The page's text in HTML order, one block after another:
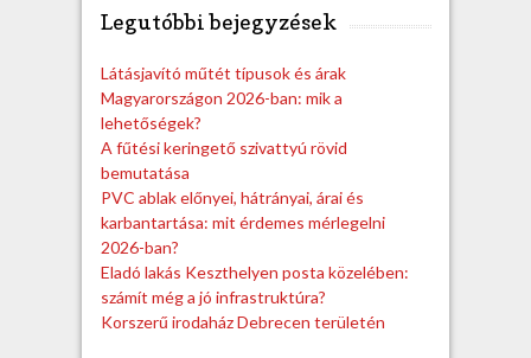
Legutóbbi bejegyzések
Látásjavító műtét típusok és árak
Magyarországon 2026-ban: mik a
lehetőségek?
A fűtési keringető szivattyú rövid
bemutatása
PVC ablak előnyei, hátrányai, árai és
karbantartása: mit érdemes mérlegelni
2026-ban?
Eladó lakás Keszthelyen posta közelében:
számít még a jó infrastruktúra?
Korszerű irodaház Debrecen területén